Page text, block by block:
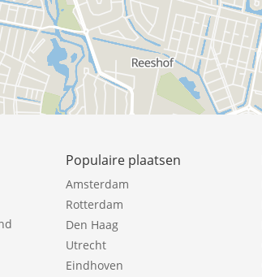
Populaire plaatsen
Amsterdam
Rotterdam
Den Haag
Utrecht
Eindhoven